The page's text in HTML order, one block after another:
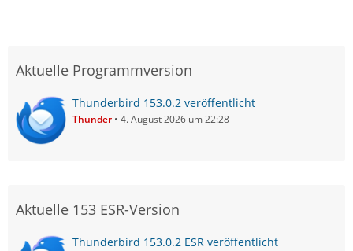
Aktuelle Programmversion
Thunderbird 153.0.2 veröffentlicht
Thunder 4. August 2026 um 22:28
Aktuelle 153 ESR-Version
Thunderbird 153.0.2 ESR veröffentlicht